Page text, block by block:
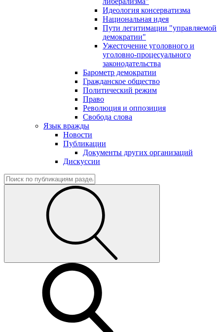
Идеология консерватизма
Национальная идея
Пути легитимации "управляемой
демократии"
Ужесточение уголовного и
уголовно-процесуального
законодательства
Барометр демократии
Гражданское общество
Политический режим
Право
Революция и оппозиция
Свобода слова
Язык вражды
Новости
Публикации
Документы других организаций
Дискуссии